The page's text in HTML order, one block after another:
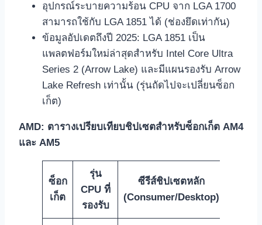
อุปกรณ์ระบายความร้อน CPU จาก LGA 1700
สามารถใช้กับ LGA 1851 ได้ (ช่องยึดเท่ากัน)
ข้อมูลอัปเดตถึงปี 2025: LGA 1851 เป็น
แพลตฟอร์มใหม่ล่าสุดสำหรับ Intel Core Ultra
Series 2 (Arrow Lake) และมีแผนรองรับ Arrow
Lake Refresh เท่านั้น (รุ่นถัดไปจะเปลี่ยนซ็อก
เก็ต)
AMD: ตารางเปรียบเทียบชิปเซตสำหรับซ็อกเก็ต AM4
และ AM5
ซ็อก
เก็ต
รุ่น
CPU ที่
รองรับ
ซีรีส์ชิปเซตหลัก
(Consumer/Desktop)